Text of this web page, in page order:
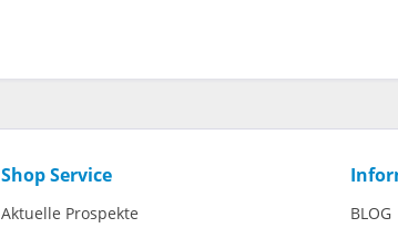
Shop Service
Aktuelle Prospekte
BLOG